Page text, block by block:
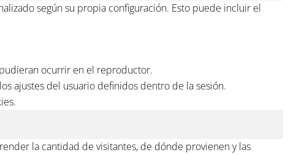
según su propia configuración. Esto puede incluir el
ocurrir en el reproductor.
ajustes del usuario definidos dentro de la sesión.
la cantidad de visitantes, de dónde provienen y las